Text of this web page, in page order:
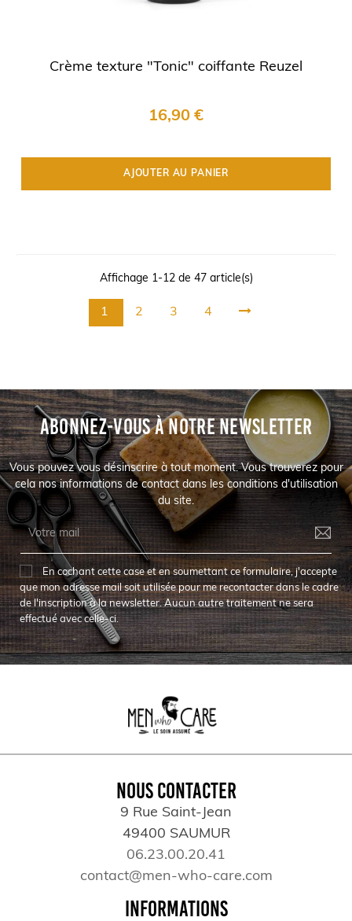
Crème texture "Tonic" coiffante Reuzel
16,90 €
AJOUTER AU PANIER
Affichage 1-12 de 47 article(s)
1 2 3 4
ABONNEZ-VOUS À NOTRE NEWSLETTER
Vous pouvez vous désinscrire à tout moment. Vous trouverez pour
cela nos informations de contact dans les conditions d'utilisation
du site.
En cochant cette case et en soumettant ce formulaire, j'accepte
que mon adresse mail soit utilisée pour me recontacter dans le cadre
de l'inscription à la newsletter. Aucun autre traitement ne sera
effectué avec celle-ci.
NOUS CONTACTER
9 Rue Saint-Jean
49400 SAUMUR
06.23.00.20.41
contact@men-who-care.com
INFORMATIONS